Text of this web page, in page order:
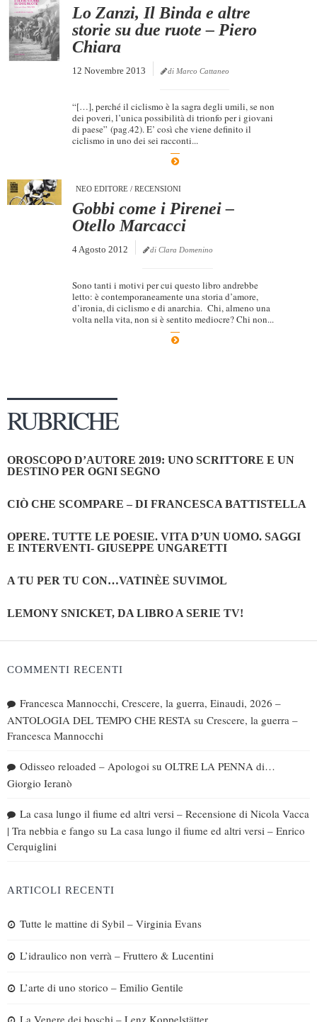
A Tutto Volume
Salone di Torino
Marketing
Lo Zanzi, Il Binda e altre
storie su due ruote – Piero
Chiara
12 Novembre 2013 di Marco Cattaneo
“[…], perché il ciclismo è la sagra degli umili, se non
dei poveri, l’unica possibilità di trionfo per i giovani
di paese” (pag.42). E’ così che viene definito il
ciclismo in uno dei sei racconti...
NEO EDITORE/ RECENSIONI
Gobbi come i Pirenei –
Otello Marcacci
4 Agosto 2012 di Clara Domenino
Sono tanti i motivi per cui questo libro andrebbe
letto: è contemporaneamente una storia d’amore,
d’ironia, di ciclismo e di anarchia. Chi, almeno una
volta nella vita, non si è sentito mediocre? Chi non...
RUBRICHE
OROSCOPO D’AUTORE 2019: UNO SCRITTORE E UN
DESTINO PER OGNI SEGNO
CIÒ CHE SCOMPARE – DI FRANCESCA BATTISTELLA
OPERE. TUTTE LE POESIE. VITA D’UN UOMO. SAGGI
E INTERVENTI- GIUSEPPE UNGARETTI
A TU PER TU CON…VATINÈE SUVIMOL
LEMONY SNICKET, DA LIBRO A SERIE TV!
COMMENTI RECENTI
Francesca Mannocchi, Crescere, la guerra, Einaudi, 2026 –
ANTOLOGIA DEL TEMPO CHE RESTA su Crescere, la guerra –
Francesca Mannocchi
Odisseo reloaded – Apologoi su OLTRE LA PENNA di…
Giorgio Ieranò
La casa lungo il fiume ed altri versi – Recensione di Nicola Vacca
| Tra nebbia e fango su La casa lungo il fiume ed altri versi – Enrico
Cerquiglini
ARTICOLI RECENTI
Tutte le mattine di Sybil – Virginia Evans
L’idraulico non verrà – Fruttero & Lucentini
L’arte di uno storico – Emilio Gentile